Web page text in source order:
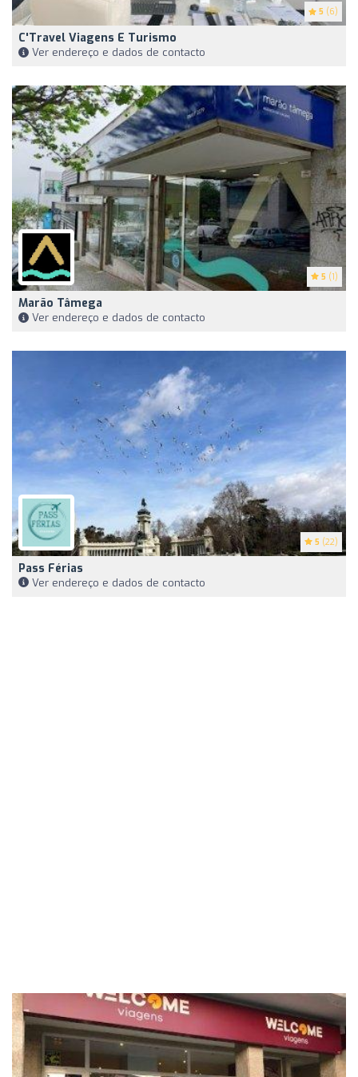
5 (6)
C'Travel Viagens E Turismo
Ver endereço e dados de contacto
5 (1)
Marão Tâmega
Ver endereço e dados de contacto
5 (22)
Pass Férias
Ver endereço e dados de contacto